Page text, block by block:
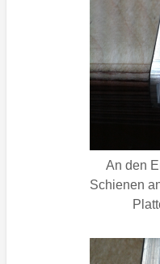
An den
Schienen